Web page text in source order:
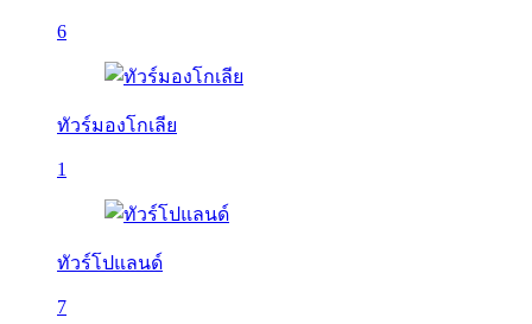
6
ทัวร์มองโกเลีย
1
ทัวร์โปแลนด์
7